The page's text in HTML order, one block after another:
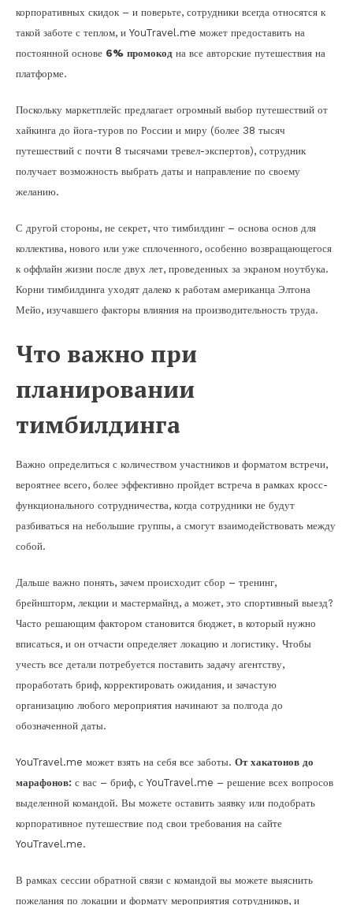
корпоративных скидок – и поверьте, сотрудники всегда относятся к
такой заботе с теплом, и YouTravel.me может предоставить на
постоянной основе 6% промокод на все авторские путешествия на
платформе.
Поскольку маркетплейс предлагает огромный выбор путешествий от
хайкинга до йога-туров по России и миру (более 38 тысяч
путешествий с почти 8 тысячами тревел-экспертов), сотрудник
получает возможность выбрать даты и направление по своему
желанию.
С другой стороны, не секрет, что тимбилдинг – основа основ для
коллектива, нового или уже сплоченного, особенно возвращающегося
к оффлайн жизни после двух лет, проведенных за экраном ноутбука.
Корни тимбилдинга уходят далеко к работам американца Элтона
Мейо, изучавшего факторы влияния на производительность труда.
Что важно при
планировании
тимбилдинга
Важно определиться с количеством участников и форматом встречи,
вероятнее всего, более эффективно пройдет встреча в рамках кросс-
функционального сотрудничества, когда сотрудники не будут
разбиваться на небольшие группы, а смогут взаимодействовать между
собой.
Дальше важно понять, зачем происходит сбор – тренинг,
брейншторм, лекции и мастермайнд, а может, это спортивный выезд?
Часто решающим фактором становится бюджет, в который нужно
вписаться, и он отчасти определяет локацию и логистику. Чтобы
учесть все детали потребуется поставить задачу агентству,
проработать бриф, корректировать ожидания, и зачастую
организацию любого мероприятия начинают за полгода до
обозначенной даты.
YouTravel.me может взять на себя все заботы. От хакатонов до
марафонов: с вас – бриф, с YouTravel.me – решение всех вопросов
выделенной командой. Вы можете оставить заявку или подобрать
корпоративное путешествие под свои требования на сайте
YouTravel.me.
В рамках сессии обратной связи с командой вы можете выяснить
пожелания по локации и формату мероприятия сотрудников, и